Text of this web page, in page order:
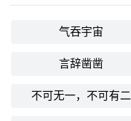
气吞宇宙
言辞凿凿
不可无一，不可有二